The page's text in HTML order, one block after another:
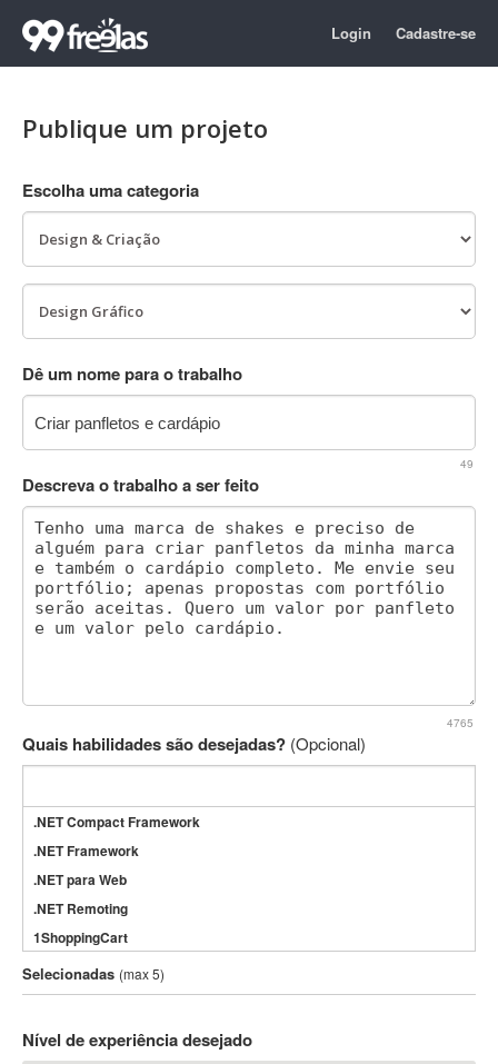
Login Cadastre-se
Publique um projeto
Escolha uma categoria
Dê um nome para o trabalho
49
Descreva o trabalho a ser feito
4765
Quais habilidades são desejadas? (Opcional)
.NET Compact Framework
.NET Framework
.NET para Web
.NET Remoting
1ShoppingCart
3DS Max
3GSM
802.11
Selecionadas (max 5)
Nível de experiência desejado